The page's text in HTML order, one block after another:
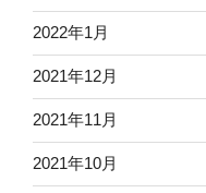
2022年1月
2021年12月
2021年11月
2021年10月